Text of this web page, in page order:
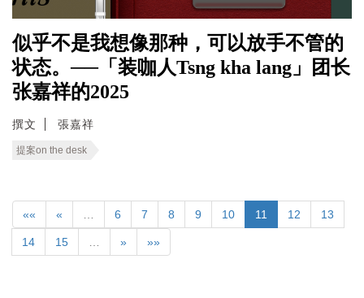
似乎不是我想像那种，可以放手不管的
状态。──「装咖人Tsng kha lang」团长
张嘉祥的2025
撰文 張嘉祥
提案on the desk
«« « 6 7 8 9 10 11 12 13
14 15 » »»